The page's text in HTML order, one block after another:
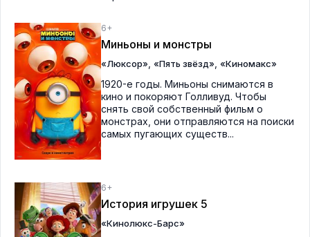
6+
Миньоны и монстры
«Люксор» «Пять звёзд» «Киномакс»
1920-е годы. Миньоны снимаются в
кино и покоряют Голливуд. Чтобы
снять свой собственный фильм о
монстрах, они отправляются на поиски
самых пугающих существ...
6+
История игрушек 5
«Кинолюкс-Барс»